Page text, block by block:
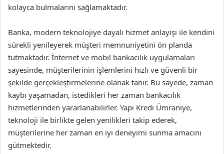
kolayca bulmalarını sağlamaktadır.
Banka, modern teknolojiye dayalı hizmet anlayışı ile kendini
sürekli yenileyerek müşteri memnuniyetini ön planda
tutmaktadır. İnternet ve mobil bankacılık uygulamaları
sayesinde, müşterilerinin işlemlerini hızlı ve güvenli bir
şekilde gerçekleştirmelerine olanak tanır. Bu sayede, zaman
kaybı yaşamadan, istedikleri her zaman bankacılık
hizmetlerinden yararlanabilirler. Yapı Kredi Ümraniye,
teknoloji ile birlikte gelen yenilikleri takip ederek,
müşterilerine her zaman en iyi deneyimi sunma amacını
gütmektedir.